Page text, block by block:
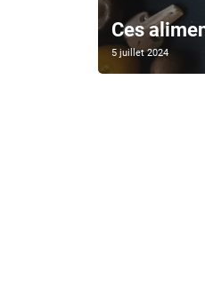
Ces
5 juillet 2024